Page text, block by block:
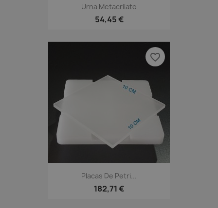
Urna Metacrilato
54,45 €
Placas De Petri...
182,71 €
favorite_border